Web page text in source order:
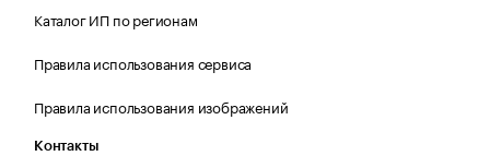
Каталог ИП по регионам
Правила использования сервиса
Правила использования изображений
Контакты